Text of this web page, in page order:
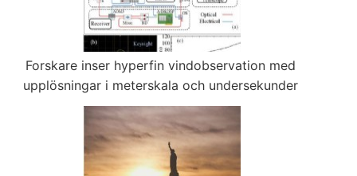
Forskare inser hyperfin vindobservation med
upplösningar i meterskala och undersekunder